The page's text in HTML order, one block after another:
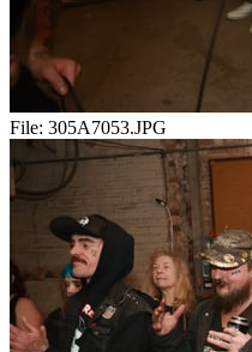
File: 305A7053.JPG